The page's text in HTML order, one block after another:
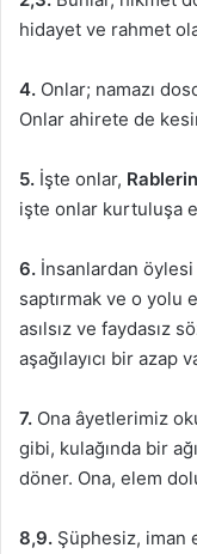
hidayet ve rahmet
4. Onlar; namazı
Onlar ahirete de
5. İşte onlar,
işte onlar kurtuluşa
6. İnsanlardan
saptırmak ve o yolu
asılsız ve faydasız
aşağılayıcı bir azap
7. Ona âyetlerimiz
gibi, kulağında bir
döner. Ona, elem
8,9. Şüphesiz, iman